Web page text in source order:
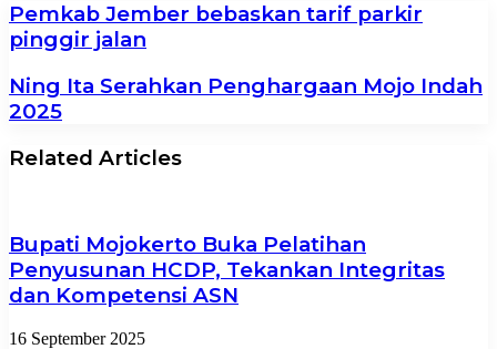
Pemkab Jember bebaskan tarif parkir
pinggir jalan
Ning Ita Serahkan Penghargaan Mojo Indah
2025
Related Articles
Bupati Mojokerto Buka Pelatihan
Penyusunan HCDP, Tekankan Integritas
dan Kompetensi ASN
16 September 2025